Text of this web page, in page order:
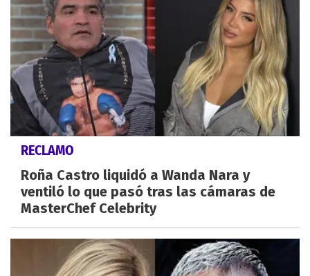
RECLAMO
Roña Castro liquidó a Wanda Nara y
ventiló lo que pasó tras las cámaras de
MasterChef Celebrity